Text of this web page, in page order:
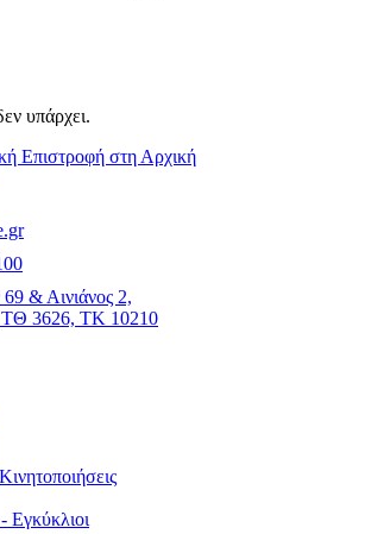
υπάρχει.
Επιστροφή στη Αρχική
& Αινιάνος 2,
ΤΘ 3626, ΤΚ 10210
Εγκύκλιοι